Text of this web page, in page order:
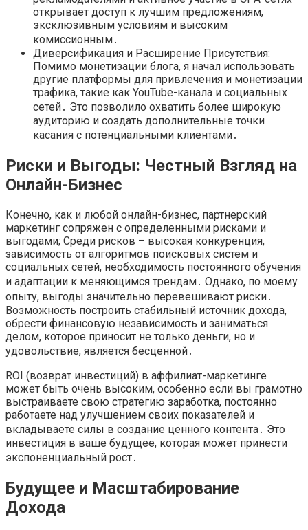
открывает доступ к лучшим предложениям,
эксклюзивным условиям и высоким
комиссионным․
Диверсификация и Расширение Присутствия:
Помимо монетизации блога, я начал использовать
другие платформы для привлечения и монетизации
трафика, такие как YouTube-канала и социальных
сетей․ Это позволило охватить более широкую
аудиторию и создать дополнительные точки
касания с потенциальными клиентами․
Риски и Выгоды: Честный Взгляд на
Онлайн-Бизнес
Конечно, как и любой онлайн-бизнес, партнерский
маркетинг сопряжен с определенными рисками и
выгодами; Среди рисков – высокая конкуренция,
зависимость от алгоритмов поисковых систем и
социальных сетей, необходимость постоянного обучения
и адаптации к меняющимся трендам․ Однако, по моему
опыту, выгоды значительно перевешивают риски․
Возможность построить стабильный источник дохода,
обрести финансовую независимость и заниматься
делом, которое приносит не только деньги, но и
удовольствие, является бесценной․
ROI (возврат инвестиций) в аффилиат-маркетинге
может быть очень высоким, особенно если вы грамотно
выстраиваете свою стратегию заработка, постоянно
работаете над улучшением своих показателей и
вкладываете силы в создание ценного контента․ Это
инвестиция в ваше будущее, которая может принести
экспоненциальный рост․
Будущее и Масштабирование
Дохода